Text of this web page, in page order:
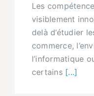
Les
visiblement
delà d’étudier
commerce,
l’informatique
certains [...]